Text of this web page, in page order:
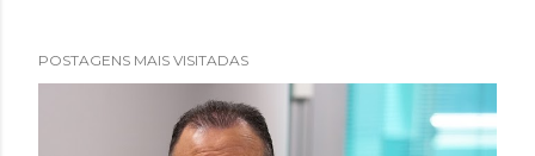
POSTAGENS MAIS VISITADAS